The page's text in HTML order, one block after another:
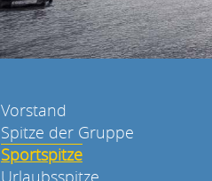
Vorstand
Spitze der Gruppe
Sportspitze
Urlaubsspitze